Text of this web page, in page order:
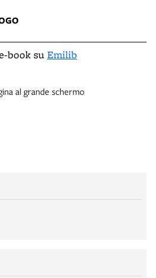
book su Emilib
al grande schermo